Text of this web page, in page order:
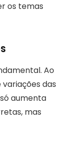
os temas
Ao
das
aumenta
mas